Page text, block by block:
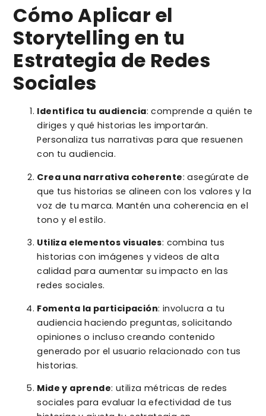
Cómo Aplicar el
Storytelling en tu
Estrategia de Redes
Sociales
Identifica tu audiencia: comprende a quién te
diriges y qué historias les importarán.
Personaliza tus narrativas para que resuenen
con tu audiencia.
Crea una narrativa coherente: asegúrate de
que tus historias se alineen con los valores y la
voz de tu marca. Mantén una coherencia en el
tono y el estilo.
Utiliza elementos visuales: combina tus
historias con imágenes y videos de alta
calidad para aumentar su impacto en las
redes sociales.
Fomenta la participación: involucra a tu
audiencia haciendo preguntas, solicitando
opiniones o incluso creando contenido
generado por el usuario relacionado con tus
historias.
Mide y aprende: utiliza métricas de redes
sociales para evaluar la efectividad de tus